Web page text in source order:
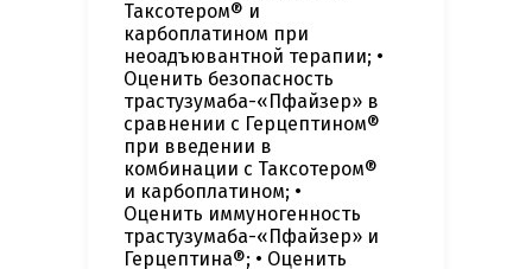
Таксотером® и
карбоплатином при
неоадъювантной терапии; •
Оценить безопасность
трастузумаба-«Пфайзер» в
сравнении с Герцептином®
при введении в
комбинации с Таксотером®
и карбоплатином; •
Оценить иммуногенность
трастузумаба-«Пфайзер» и
Герцептина®; • Оценить